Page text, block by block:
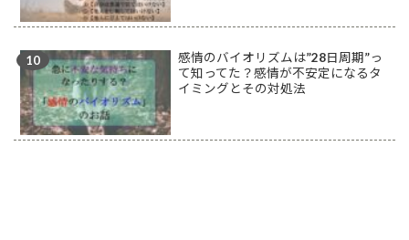
感情のバイオリズムは”28日周期”っ
て知ってた？感情が不安定になるタ
イミングとその対処法